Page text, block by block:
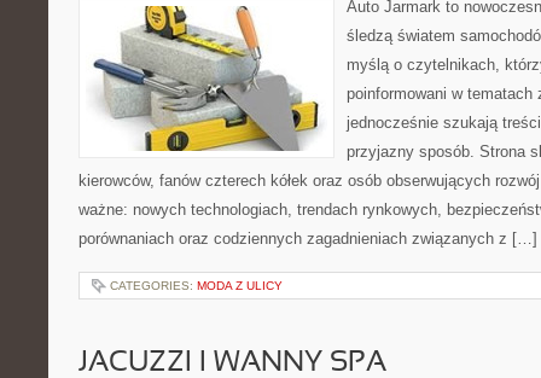
Auto Jarmark to
śledzą światem
myślą o czytelnikach,
poinformowani w
jednocześnie szukają
przyjazny sposób. Strona
kierowców, fanów czterech kółek oraz osób obserwujących
ważne: nowych technologiach, trendach rynkowych,
porównaniach oraz codziennych zagadnieniach związanych z […]
CATEGORIES: MODA Z ULICY
JACUZZI I WANNY SPA